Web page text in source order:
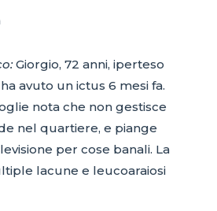
Giorgio, 72 anni, iperteso
avuto un ictus 6 mesi fa.
nota che non gestisce
nel quartiere, e piange
per cose banali. La
lacune e leucoaraiosi